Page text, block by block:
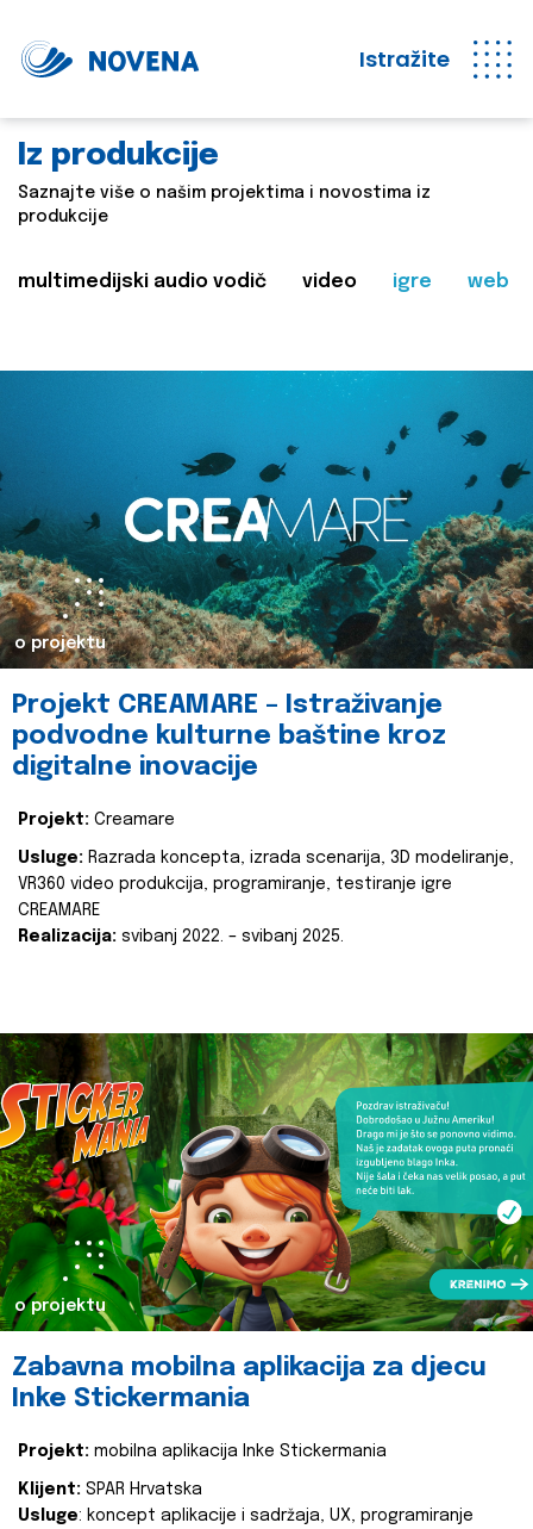
Istražite
Iz produkcije
Saznajte više o našim projektima i novostima iz
produkcije
multimedijski audio vodič video igre web
o projektu
Projekt CREAMARE – Istraživanje
podvodne kulturne baštine kroz
digitalne inovacije
Projekt: Creamare
Usluge: Razrada koncepta, izrada scenarija, 3D modeliranje,
VR360 video produkcija, programiranje, testiranje igre
CREAMARE
Realizacija: svibanj 2022. – svibanj 2025.
o projektu
Zabavna mobilna aplikacija za djecu
Inke Stickermania
Projekt: mobilna aplikacija Inke Stickermania
Klijent: SPAR Hrvatska
Usluge: koncept aplikacije i sadržaja, UX, programiranje